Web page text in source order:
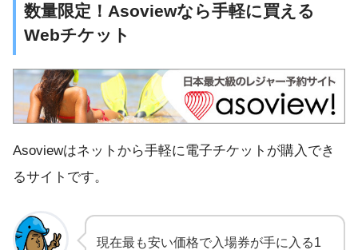
数量限定！Asoviewなら手軽に買える
Webチケット
Asoviewはネットから手軽に電子チケットが購入でき
るサイトです。
現在最も安い価格で入場券が手に入る1